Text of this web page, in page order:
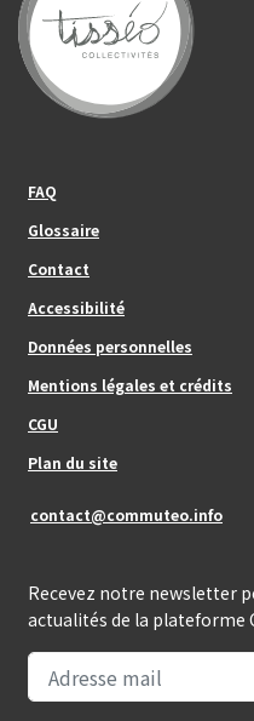
FAQ
Glossaire
Contact
Footer_center
Accessibilité
Données personnelles
Mentions légales et crédits
CGU
Plan du site
contact@commuteo.info
Recevez notre newsletter
actualités de la plateforme